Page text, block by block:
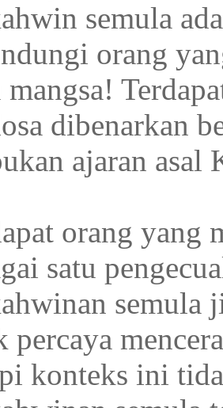
semula
orang
dibenarkan
ajaran asal
orang yang
satu
semula
percaya
konteks ini